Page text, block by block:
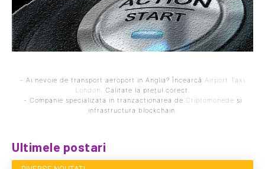
- Ai nevoie de transport aeroport in Anglia? Încearcă Airport Taxi
London
. Calitate la prețul corect.
- Companie specializata in tranzactionarea de Criptomonede si
infrastructura blockchain.
Ultimele postari